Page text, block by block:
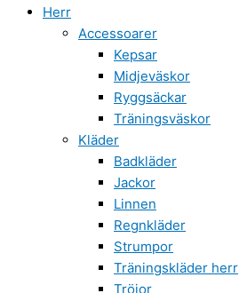
Herr
Accessoarer
Kepsar
Midjeväskor
Ryggsäckar
Träningsväskor
Kläder
Badkläder
Jackor
Linnen
Regnkläder
Strumpor
Träningskläder herr
Tröjor